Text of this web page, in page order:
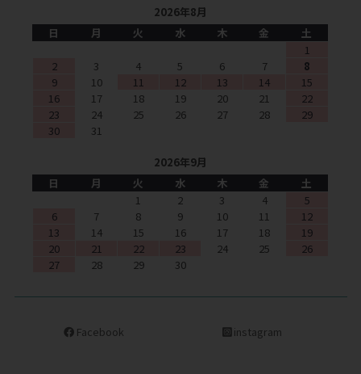
2026年8月
日
月 火 水 木 金
土
1
2
3 4 5 6 7
8
9
10 11 12 13 14
15
16
17 18 19 20 21
22
23
24 25 26 27 28
29
30
31
2026年9月
日
月 火 水 木 金
土
1
2 3 4
5
6
7 8 9 10 11
12
13
14 15 16 17 18
19
20
21 22 23 24 25
26
27
28 29 30
Facebook instagram